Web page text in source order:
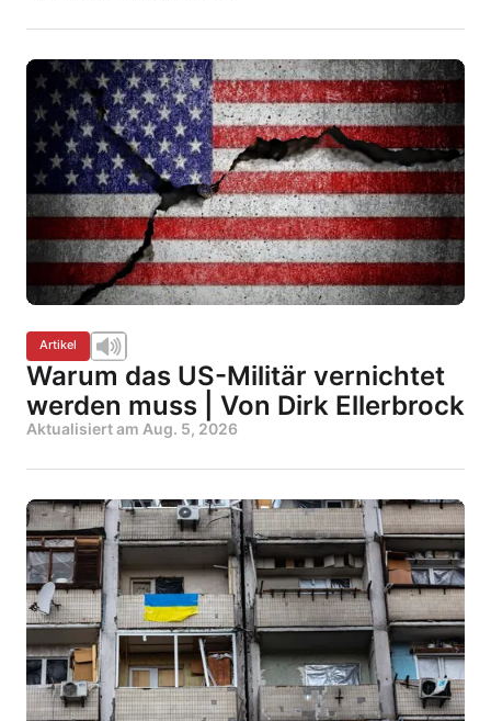
Artikel
Warum das US-Militär vernichtet
werden muss | Von Dirk Ellerbrock
Aktualisiert am Aug. 5, 2026